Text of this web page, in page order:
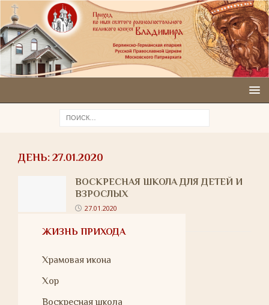
ДЕНЬ: 27.01.2020
ВОСКРЕСНАЯ ШКОЛА ДЛЯ ДЕТЕЙ И
ВЗРОСЛЫХ
27.01.2020
ЖИЗНЬ ПРИХОДА
Храмовая икона
Хор
Воскресная школа